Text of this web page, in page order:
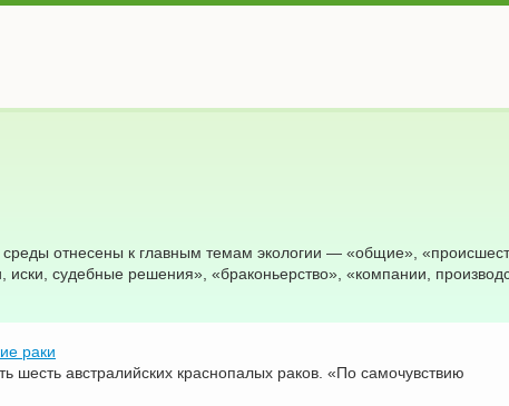
отнесены к главным темам экологии — «общие»,
судебные решения», «браконьерство», «компании,
раки
шесть австралийских краснопалых раков. «По самочувствию